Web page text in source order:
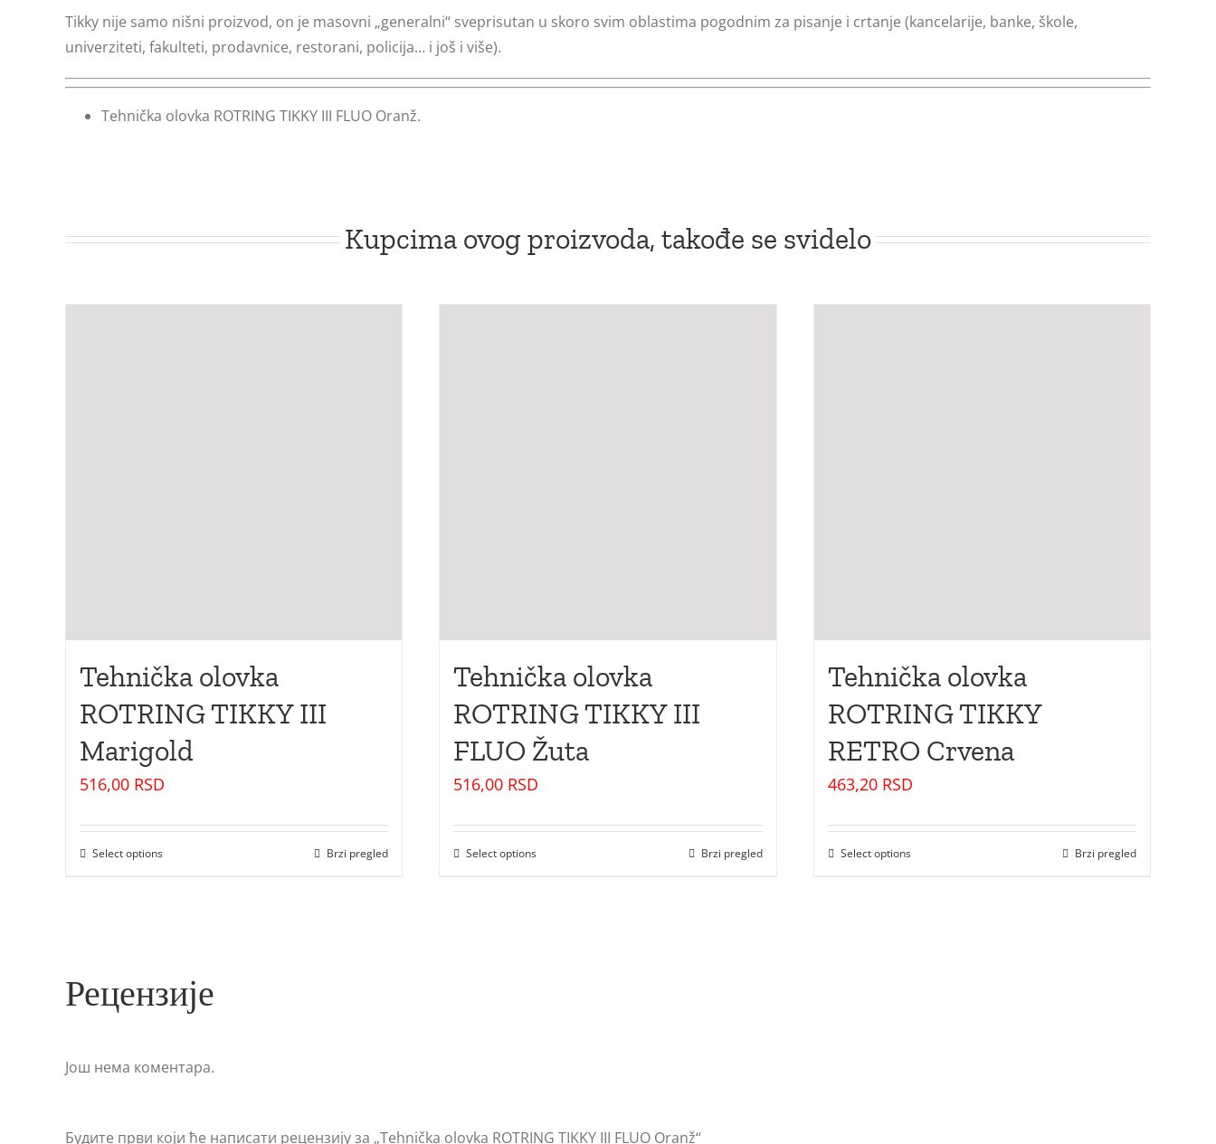
Tikky nije samo nišni proizvod, on je masovni „generalni“ sveprisutan u skoro svim oblastima pogodnim za pisanje i crtanje (kancelarije, banke, škole,
univerziteti, fakulteti, prodavnice, restorani, policija… i još i više).
Tehnička olovka ROTRING TIKKY III FLUO Oranž.
Kupcima ovog proizvoda, takođe se svidelo
Tehnička olovka
ROTRING TIKKY III
Marigold
516,00 RSD
Select options Brzi pregled
Tehnička olovka
ROTRING TIKKY III
FLUO Žuta
516,00 RSD
Select options Brzi pregled
Tehnička olovka
ROTRING TIKKY
RETRO Crvena
463,20 RSD
Select options Brzi pregled
Рецензије
Још нема коментара.
Будите први који ће написати рецензију за „Tehnička olovka ROTRING TIKKY III FLUO Oranž“